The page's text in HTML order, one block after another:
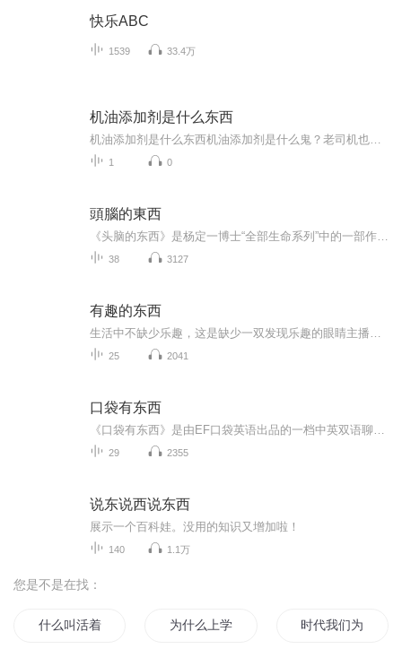
快乐ABC
1539 33.4万
机油添加剂是什么东西
1 0
頭腦的東西
38 3127
有趣的东西
25 2041
口袋有东西
29 2355
说东说西说东西
展示一个百科娃。没用的知识又增加啦！
140 1.1万
您是不是在找：
什么叫活着 为什么上学 时代我们为什么